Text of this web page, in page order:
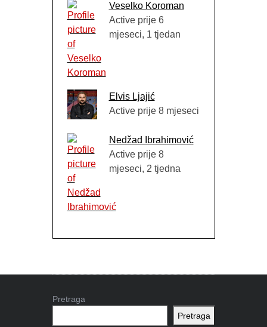
Veselko Koroman
Active prije 6
mjeseci, 1 tjedan
Elvis Ljajić
Active prije 8 mjeseci
Nedžad Ibrahimović
Active prije 8
mjeseci, 2 tjedna
Pretraga
Pretraga